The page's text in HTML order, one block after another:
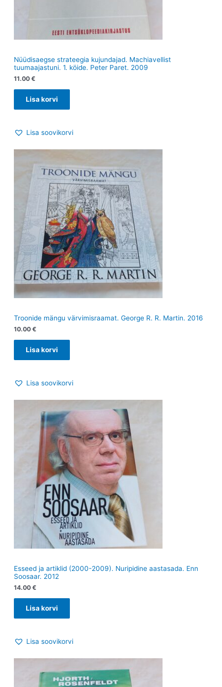
Nüüdisaegse strateegia kujundajad. Machiavellist
tuumaajastuni. 1. köide. Peter Paret. 2009
11.00 €
Lisa korvi
Lisa soovikorvi
Troonide mängu värvimisraamat. George R. R. Martin. 2016
10.00 €
Lisa korvi
Lisa soovikorvi
Esseed ja artiklid (2000-2009). Nuripidine aastasada. Enn
Soosaar. 2012
14.00 €
Lisa korvi
Lisa soovikorvi